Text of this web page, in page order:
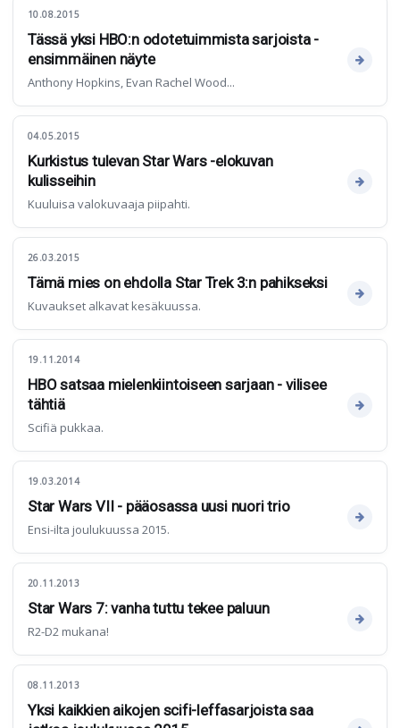
10.08.2015
Tässä yksi HBO:n odotetuimmista sarjoista -
ensimmäinen näyte
Anthony Hopkins, Evan Rachel Wood...
04.05.2015
Kurkistus tulevan Star Wars -elokuvan
kulisseihin
Kuuluisa valokuvaaja piipahti.
26.03.2015
Tämä mies on ehdolla Star Trek 3:n pahikseksi
Kuvaukset alkavat kesäkuussa.
19.11.2014
HBO satsaa mielenkiintoiseen sarjaan - vilisee
tähtiä
Scifiä pukkaa.
19.03.2014
Star Wars VII - pääosassa uusi nuori trio
Ensi-ilta joulukuussa 2015.
20.11.2013
Star Wars 7: vanha tuttu tekee paluun
R2-D2 mukana!
08.11.2013
Yksi kaikkien aikojen scifi-leffasarjoista saa